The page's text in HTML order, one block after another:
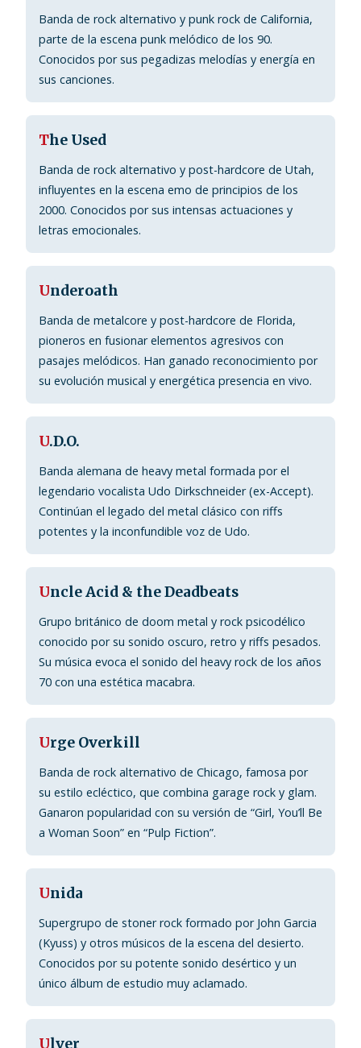
Banda de rock alternativo y punk rock de California,
parte de la escena punk melódico de los 90.
Conocidos por sus pegadizas melodías y energía en
sus canciones.
The Used
Banda de rock alternativo y post-hardcore de Utah,
influyentes en la escena emo de principios de los
2000. Conocidos por sus intensas actuaciones y
letras emocionales.
Underoath
Banda de metalcore y post-hardcore de Florida,
pioneros en fusionar elementos agresivos con
pasajes melódicos. Han ganado reconocimiento por
su evolución musical y energética presencia en vivo.
U.D.O.
Banda alemana de heavy metal formada por el
legendario vocalista Udo Dirkschneider (ex-Accept).
Continúan el legado del metal clásico con riffs
potentes y la inconfundible voz de Udo.
Uncle Acid & the Deadbeats
Grupo británico de doom metal y rock psicodélico
conocido por su sonido oscuro, retro y riffs pesados.
Su música evoca el sonido del heavy rock de los años
70 con una estética macabra.
Urge Overkill
Banda de rock alternativo de Chicago, famosa por
su estilo ecléctico, que combina garage rock y glam.
Ganaron popularidad con su versión de “Girl, You’ll Be
a Woman Soon” en “Pulp Fiction”.
Unida
Supergrupo de stoner rock formado por John Garcia
(Kyuss) y otros músicos de la escena del desierto.
Conocidos por su potente sonido desértico y un
único álbum de estudio muy aclamado.
Ulver